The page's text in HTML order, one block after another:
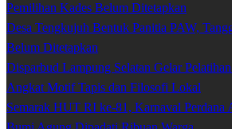
Pemilihan Kades Belum Ditetapkan
Desa Tengkujuh Bentuk Panitia PAW,
Belum Ditetapkan
Disparbud Lampung Selatan Gelar
Angkat Motif Tapis dan Filosofi Lokal
Semarak HUT RI ke-81, Karnaval Perdana